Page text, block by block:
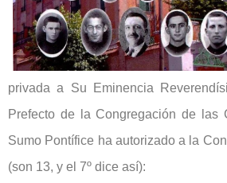
privada a Su Eminencia
Prefecto de la Congregación de las
Sumo Pontífice ha autorizado a la
(son 13, y el 7º dice así):